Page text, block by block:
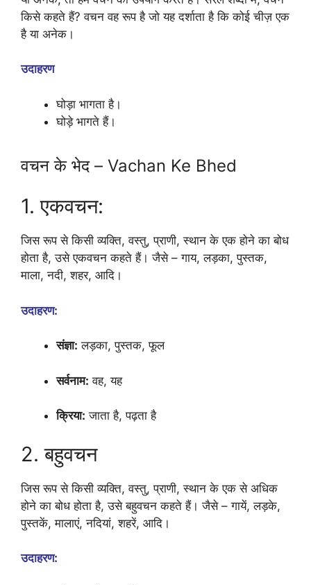
किसे कहते हैं? वचन वह रूप है जो यह दर्शाता है कि कोई चीज़ एक
है या अनेक।
उदाहरण
घोड़ा भागता है।
घोड़े भागते हैं।
वचन के भेद – Vachan Ke Bhed
1. एकवचन:
जिस रूप से किसी व्यक्ति, वस्तु, प्राणी, स्थान के एक होने का बोध
होता है, उसे एकवचन कहते हैं। जैसे – गाय, लड़का, पुस्तक,
माला, नदी, शहर, आदि।
उदाहरण:
संज्ञा: लड़का, पुस्तक, फूल
सर्वनाम: वह, यह
क्रिया: जाता है, पढ़ता है
2. बहुवचन
जिस रूप से किसी व्यक्ति, वस्तु, प्राणी, स्थान के एक से अधिक
होने का बोध होता है, उसे बहुवचन कहते हैं। जैसे – गायें, लड़के,
पुस्तकें, मालाएं, नदियां, शहरें, आदि।
उदाहरण: